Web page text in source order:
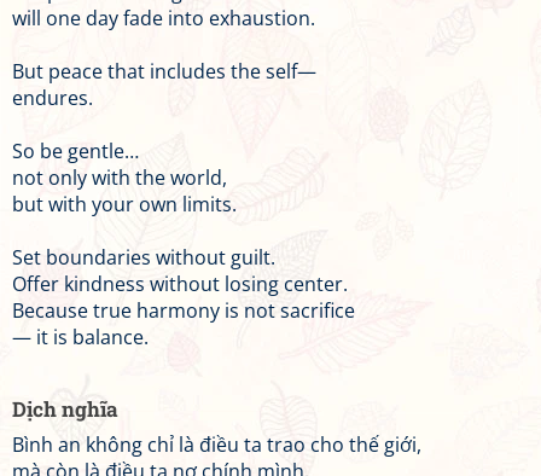
will one day fade into exhaustion.
But peace that includes the self—
endures.
So be gentle…
not only with the world,
but with your own limits.
Set boundaries without guilt.
Offer kindness without losing center.
Because true harmony is not sacrifice
— it is balance.
Dịch nghĩa
Bình an không chỉ là điều ta trao cho thế giới,